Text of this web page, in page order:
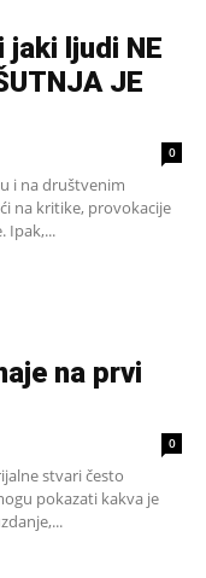
ljudi NE
JE
0
i na društvenim
na kritike, provokacije
Ipak,...
na prvi
0
stvari često
pokazati kakva je